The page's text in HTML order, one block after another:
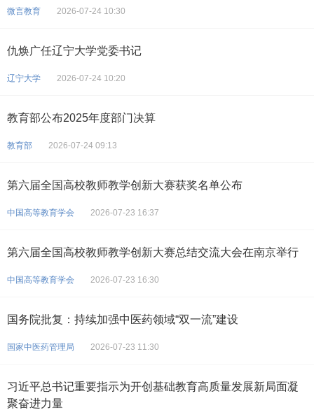
微言教育 2026-07-24 10:30
仇焕广任辽宁大学党委书记
辽宁大学 2026-07-24 10:20
教育部公布2025年度部门决算
教育部 2026-07-24 09:13
第六届全国高校教师教学创新大赛获奖名单公布
中国高等教育学会 2026-07-23 16:37
第六届全国高校教师教学创新大赛总结交流大会在南京举行
中国高等教育学会 2026-07-23 16:30
国务院批复：持续加强中医药领域“双一流”建设
国家中医药管理局 2026-07-23 11:30
习近平总书记重要指示为开创基础教育高质量发展新局面凝
聚奋进力量